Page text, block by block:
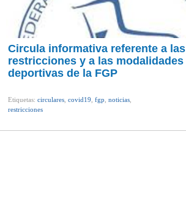
Circula informativa referente a las
restricciones y a las modalidades
deportivas de la FGP
Etiquetas: circulares covid19 fgp noticias
restricciones